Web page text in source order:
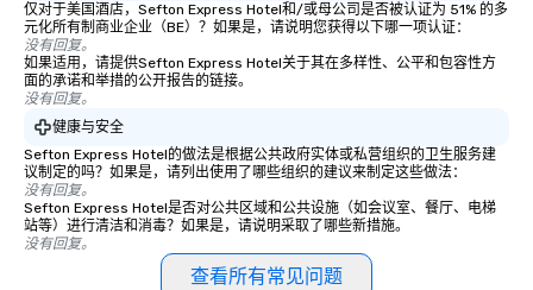
you're looking to reenergize your
team, celebrate milestones, or simply
offer something unique, Fun Corporate
Magic delivers with charm, elegance,
customized to your goals, your team
will walk away inspired, unified, and
ready to create their own magic in the
workplace. *** Let's create Magic
Together! *** Contact us now to learn
more about our program and prices.
仅对于美国酒店，Sefton Express Hotel和/或母公司是否被认证为 51% 的多
元化所有制商业企业（BE）？如果是，请说明您获得以下哪一项认证：
没有回复。
如果适用，请提供Sefton Express Hotel关于其在多样性、公平和包容性方
面的承诺和举措的公开报告的链接。
没有回复。
健康与安全
Sefton Express Hotel的做法是根据公共政府实体或私营组织的卫生服务建
议制定的吗？如果是，请列出使用了哪些组织的建议来制定这些做法：
没有回复。
Sefton Express Hotel是否对公共区域和公共设施（如会议室、餐厅、电梯
站等）进行清洁和消毒？如果是，请说明采取了哪些新措施。
没有回复。
查看所有常见问题